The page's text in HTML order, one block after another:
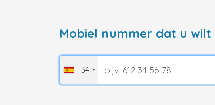
Mobiel nummer dat u wilt
+34